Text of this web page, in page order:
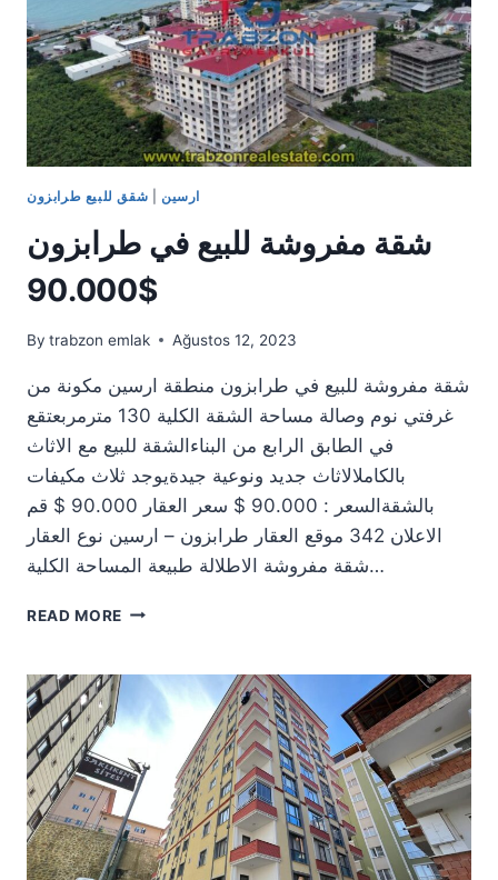
ارسين شقق للبيع طرابزون
شقة مفروشة للبيع في طرابزون
90.000$
By trabzon emlak Ağustos 12, 2023
شقة مفروشة للبيع في طرابزون منطقة ارسين مكونة من
غرفتي نوم وصالة مساحة الشقة الكلية 130 مترمربعتقع
في الطابق الرابع من البناءالشقة للبيع مع الاثاث
بالكاملالاثاث جديد ونوعية جيدةيوجد ثلاث مكيفات
بالشقةالسعر : 90.000 $ سعر العقار 90.000 $ قم
الاعلان 342 موقع العقار طرابزون – ارسين نوع العقار
شقة مفروشة الاطلالة طبيعة المساحة الكلية…
READ MORE شقة
في
طرابزون